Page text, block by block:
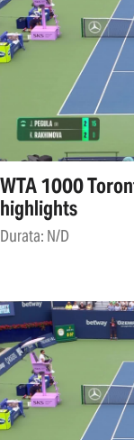
WTA 1000
highlights
Durata: N/D